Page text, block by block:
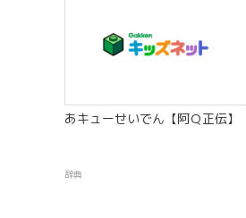
あキューせいでん【阿Ｑ正伝】
辞典